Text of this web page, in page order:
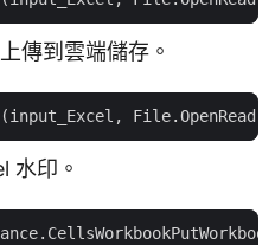
傳到雲端儲存。
水印。